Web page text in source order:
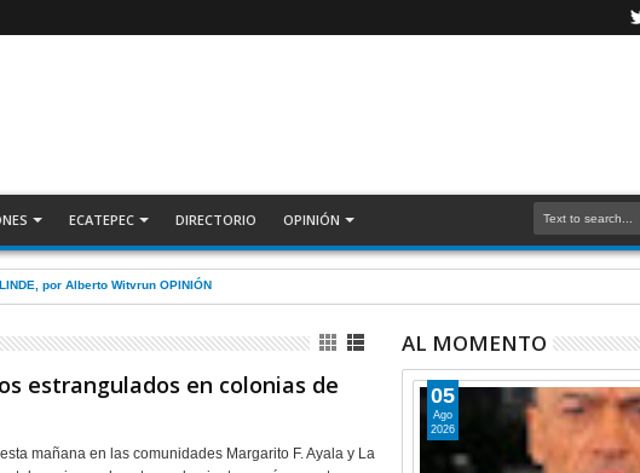
ECATEPEC DIRECTORIO OPINIÓN
presidenta Sheinbaum +Video INFORMATIVA
estrangulados en colonias de
mañana en las comunidades Margarito F. Ayala y La
AL MOMENTO
05
Ago
2026